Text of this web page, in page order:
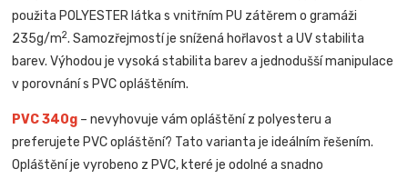
použita POLYESTER látka s vnitřním PU zátěrem o gramáži
235g/m2. Samozřejmostí je snížená hořlavost a UV stabilita
barev. Výhodou je vysoká stabilita barev a jednodušší manipulace
v porovnání s PVC opláštěním.
PVC 340g – nevyhovuje vám opláštění z polyesteru a
preferujete PVC opláštění? Tato varianta je ideálním řešením.
Opláštění je vyrobeno z PVC, které je odolné a snadno